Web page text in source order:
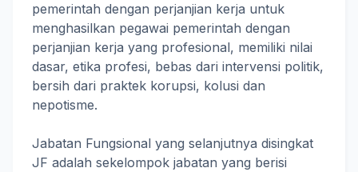
pemerintah dengan perjanjian kerja untuk
menghasilkan pegawai pemerintah dengan
perjanjian kerja yang profesional, memiliki nilai
dasar, etika profesi, bebas dari intervensi politik,
bersih dari praktek korupsi, kolusi dan
nepotisme.
Jabatan Fungsional yang selanjutnya disingkat
JF adalah sekelompok jabatan yang berisi